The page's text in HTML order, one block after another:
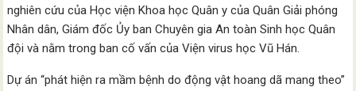
nghiên cứu của Học viện Khoa học Quân y của Quân Giải phóng
Nhân dân, Giám đốc Ủy ban Chuyên gia An toàn Sinh học Quân
đội và nằm trong ban cố vấn của Viện virus học Vũ Hán.
Dự án “phát hiện ra mầm bệnh do động vật hoang dã mang theo”